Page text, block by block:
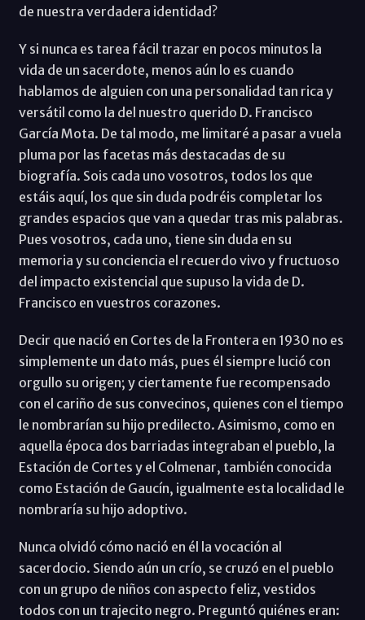
de nuestra verdadera identidad?
Y si nunca es tarea fácil trazar en pocos minutos la
vida de un sacerdote, menos aún lo es cuando
hablamos de alguien con una personalidad tan rica y
versátil como la del nuestro querido D. Francisco
García Mota. De tal modo, me limitaré a pasar a vuela
pluma por las facetas más destacadas de su
biografía. Sois cada uno vosotros, todos los que
estáis aquí, los que sin duda podréis completar los
grandes espacios que van a quedar tras mis palabras.
Pues vosotros, cada uno, tiene sin duda en su
memoria y su conciencia el recuerdo vivo y fructuoso
del impacto existencial que supuso la vida de D.
Francisco en vuestros corazones.
Decir que nació en Cortes de la Frontera en 1930 no es
simplemente un dato más, pues él siempre lució con
orgullo su origen; y ciertamente fue recompensado
con el cariño de sus convecinos, quienes con el tiempo
le nombrarían su hijo predilecto. Asimismo, como en
aquella época dos barriadas integraban el pueblo, la
Estación de Cortes y el Colmenar, también conocida
como Estación de Gaucín, igualmente esta localidad le
nombraría su hijo adoptivo.
Nunca olvidó cómo nació en él la vocación al
sacerdocio. Siendo aún un crío, se cruzó en el pueblo
con un grupo de niños con aspecto feliz, vestidos
todos con un trajecito negro. Preguntó quiénes eran: